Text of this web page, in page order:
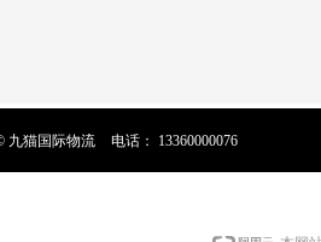
九猫国际物流 电话： 13360000076